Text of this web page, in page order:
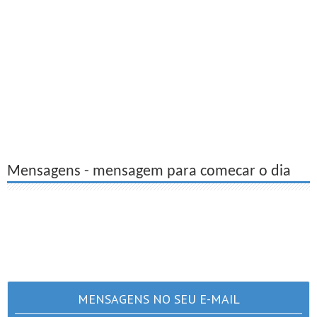
Mensagens - mensagem para comecar o dia
MENSAGENS NO SEU E-MAIL